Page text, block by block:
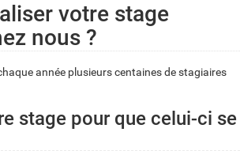
votre stage
nous ?
année plusieurs centaines de stagiaires
stage pour que celui-ci se